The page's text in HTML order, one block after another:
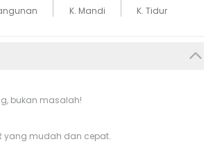
K. Mandi
K. Tidur
bukan masalah!
yang mudah dan cepat.